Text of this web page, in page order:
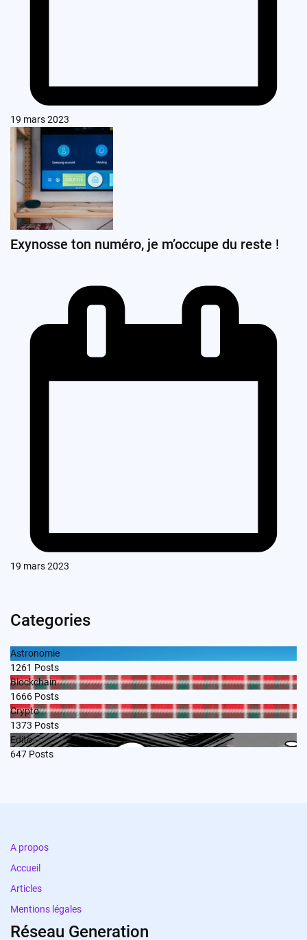
19 mars 2023
Exynosse ton numéro, je m’occupe du reste !
19 mars 2023
Categories
Astronomie
1261 Posts
Blockchain
1666 Posts
Crypto
1373 Posts
Edito
647 Posts
A propos
Accueil
Articles
Mentions légales
Réseau Generation